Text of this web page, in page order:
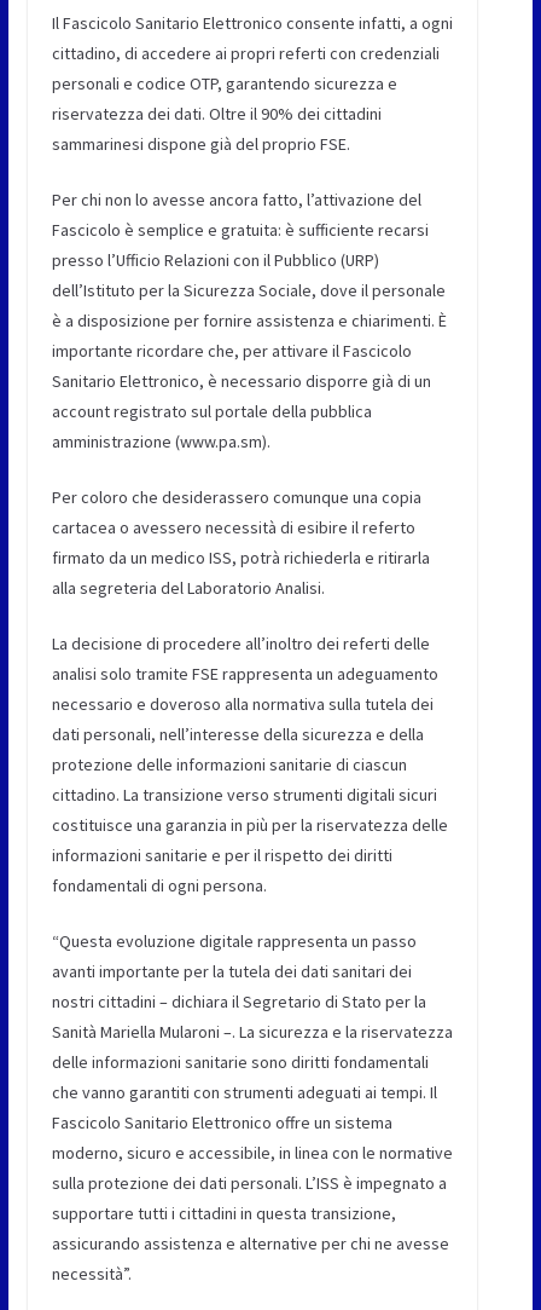
Il Fascicolo Sanitario Elettronico consente infatti, a ogni
cittadino, di accedere ai propri referti con credenziali
personali e codice OTP, garantendo sicurezza e
riservatezza dei dati. Oltre il 90% dei cittadini
sammarinesi dispone già del proprio FSE.
Per chi non lo avesse ancora fatto, l’attivazione del
Fascicolo è semplice e gratuita: è sufficiente recarsi
presso l’Ufficio Relazioni con il Pubblico (URP)
dell’Istituto per la Sicurezza Sociale, dove il personale
è a disposizione per fornire assistenza e chiarimenti. È
importante ricordare che, per attivare il Fascicolo
Sanitario Elettronico, è necessario disporre già di un
account registrato sul portale della pubblica
amministrazione (www.pa.sm).
Per coloro che desiderassero comunque una copia
cartacea o avessero necessità di esibire il referto
firmato da un medico ISS, potrà richiederla e ritirarla
alla segreteria del Laboratorio Analisi.
La decisione di procedere all’inoltro dei referti delle
analisi solo tramite FSE rappresenta un adeguamento
necessario e doveroso alla normativa sulla tutela dei
dati personali, nell’interesse della sicurezza e della
protezione delle informazioni sanitarie di ciascun
cittadino. La transizione verso strumenti digitali sicuri
costituisce una garanzia in più per la riservatezza delle
informazioni sanitarie e per il rispetto dei diritti
fondamentali di ogni persona.
“Questa evoluzione digitale rappresenta un passo
avanti importante per la tutela dei dati sanitari dei
nostri cittadini – dichiara il Segretario di Stato per la
Sanità Mariella Mularoni –. La sicurezza e la riservatezza
delle informazioni sanitarie sono diritti fondamentali
che vanno garantiti con strumenti adeguati ai tempi. Il
Fascicolo Sanitario Elettronico offre un sistema
moderno, sicuro e accessibile, in linea con le normative
sulla protezione dei dati personali. L’ISS è impegnato a
supportare tutti i cittadini in questa transizione,
assicurando assistenza e alternative per chi ne avesse
necessità”.